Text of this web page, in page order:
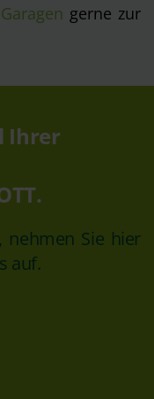
gerne zur
Ihrer
nehmen Sie hier
auf.